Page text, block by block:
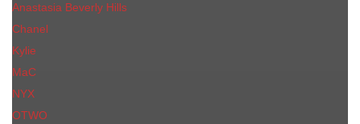
Anastasia Beverly Hills
Chanel
Kylie
MaC
NYX
OTWO